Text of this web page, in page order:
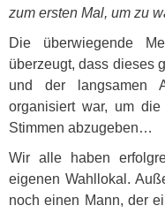
zum ersten Mal, um zu
Die überwiegende
überzeugt, dass dieses
und der langsamen
organisiert war, um
Stimmen abzugeben…
Wir alle haben
eigenen Wahllokal.
noch einen Mann, der